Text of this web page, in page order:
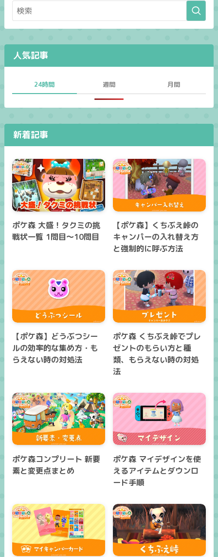
人気記事
24時間 週間 月間
新着記事
ポケ森 大盛！タクミの挑
戦状一覧 1問目～10問目
【ポケ森】くちぶえ峠の
キャンパーの入れ替え方
と強制的に呼ぶ方法
【ポケ森】どうぶつシー
ルの効率的な集め方・も
らえない時の対処法
ポケ森 くちぶえ峠でプレ
ゼントのもらい方と種
類、もらえない時の対処
法
ポケ森コンプリート 新要
素と変更点まとめ
ポケ森 マイデザインを使
えるアイテムとダウンロ
ード手順